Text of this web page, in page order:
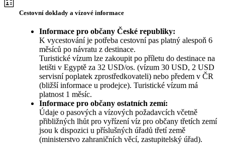
Cestovní doklady a vízové informace
Informace pro občany České republiky:
K vycestování je potřeba cestovní pas platný alespoň 6
měsíců po návratu z destinace.
Turistické vízum lze zakoupit po příletu do destinace na
letišti v Egyptě za 32 USD/os. (vízum 30 USD, 2 USD
servisní poplatek zprostředkovateli) nebo předem v ČR
(bližší informace u prodejce). Turistické vízum má
platnost 1 měsíc.
Informace pro občany ostatních zemí:
Údaje o pasových a vízových požadavcích včetně
přibližných lhůt pro vyřízení víz pro občany třetích zemí
jsou k dispozici u příslušných úřadů třetí země
(ministerstvo zahraničních věcí, zastupitelský úřad).